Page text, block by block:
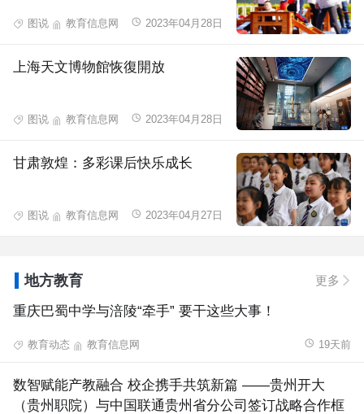
图说 教育信息网 2023年04月28日
上海天文博物館恢復開放
图说 教育信息网 2023年04月28日
甘肃敦煌：多彩课后快乐成长
图说 教育信息网 2023年04月27日
地方教育 更多
重庆巴蜀中学与涪陵“牵手” 要干这些大事！
教育动态 教育信息网 19天前
数智赋能产教融合 校企携手共筑新篇 ——贵州开大
（贵州职院）与中国联通贵州省分公司签订战略合作框